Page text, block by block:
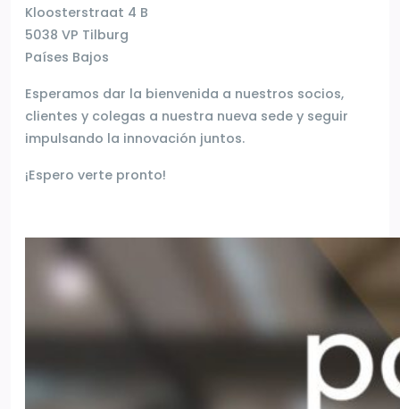
Kloosterstraat 4 B
5038 VP Tilburg
Países Bajos
Esperamos dar la bienvenida a nuestros socios,
clientes y colegas a nuestra nueva sede y seguir
impulsando la innovación juntos.
¡Espero verte pronto!